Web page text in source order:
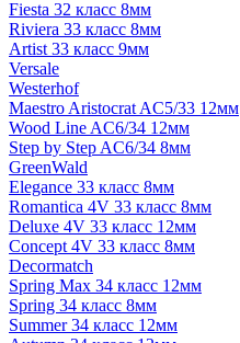
Fiesta 32 класс 8мм
Riviera 33 класс 8мм
Artist 33 класс 9мм
Versale
Westerhof
Maestro Aristocrat AC5/33 12мм
Wood Line AC6/34 12мм
Step by Step AC6/34 8мм
GreenWald
Elegance 33 класс 8мм
Romantica 4V 33 класс 8мм
Deluxe 4V 33 класс 12мм
Concept 4V 33 класс 8мм
Decormatch
Spring Max 34 класс 12мм
Spring 34 класс 8мм
Summer 34 класс 12мм